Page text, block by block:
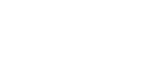
Nacional apresentam o processo